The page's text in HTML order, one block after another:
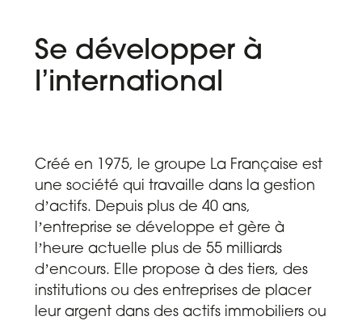
Se développer à
l’international
Créé en 1975, le groupe La Française est
une société qui travaille dans la gestion
dʼactifs. Depuis plus de 40 ans,
lʼentreprise se développe et gère à
lʼheure actuelle plus de 55 milliards
dʼencours. Elle propose à des tiers, des
institutions ou des entreprises de placer
leur argent dans des actifs immobiliers ou